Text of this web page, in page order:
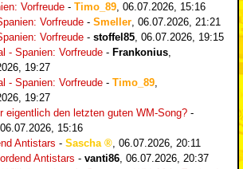
Vorfreude - Timo_89, 06.07.2026, 15:16
Vorfreude - Smeller, 06.07.2026, 21:21
Vorfreude - stoffel85, 06.07.2026, 19:15
- Spanien: Vorfreude - Frankonius,
19:27
- Spanien: Vorfreude - Timo_89,
19:27
eigentlich den letzten guten WM-Song? -
06.07.2026, 15:16
Antistars - Sascha , 06.07.2026, 20:11
Antistars - vanti86, 06.07.2026, 20:37